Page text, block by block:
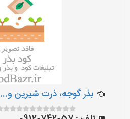
بذر گوجه، ذرت شیرین و...